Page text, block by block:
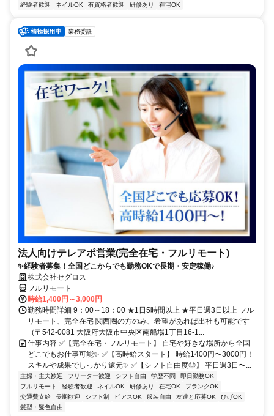
経験者歓迎
ネイルOK 有資格者歓迎 研修あり 在宅OK
業務委託
法人向けテレアポ営業(完全在宅・フルリモート)
✨経験者募集！全国どこからでも勤務OKで長期・安定稼働♪
株式会社セグロス
フルリモート
時給1,400円～3,000円
勤務時間詳細 9：00～18：00 ★1日5時間以上 ★平日週3日以上 フル
リモート、完全在宅 関西圏の方のみ、希望があれば出社も可能です
（〒542-0081 大阪府大阪市中央区南船場1丁目16-1...
仕事内容 ✅【完全在宅・フルリモート】 自宅や好きな場所から全国
どこでもお仕事可能✨ ✅【高時給スタート】 時給1400円〜3000円！
スキルや成果でしっかり還元✨ ✅【シフト自由度◎】 平日週3日〜...
主婦・主夫歓迎 フリーター歓迎 シフト自由 学歴不問
即日勤務OK
フルリモート
経験者歓迎 ネイルOK 研修あり 在宅OK
ブランクOK
交通費支給
長期歓迎 シフト制 ピアスOK 服装自由 友達と応募OK
ひげOK
髪型・髪色自由